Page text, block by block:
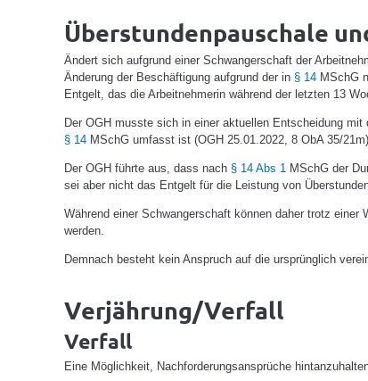
Überstundenpauschale
Ändert sich aufgrund einer Schwangerschaft der
Änderung der Beschäftigung aufgrund der in § 14 MSchG
Entgelt, das die Arbeitnehmerin während der letzten 13
Der OGH musste sich in einer aktuellen Entscheidung
§ 14 MSchG umfasst ist (OGH 25.01.2022, 8 ObA 35/
Der OGH führte aus, dass nach § 14 Abs 1 MSchG der
sei aber nicht das Entgelt für die Leistung von
Während einer Schwangerschaft können daher trotz
werden.
Demnach besteht kein Anspruch auf die ursprünglich
Verjährung/Verfall
Verfall
Eine Möglichkeit, Nachforderungsansprüche